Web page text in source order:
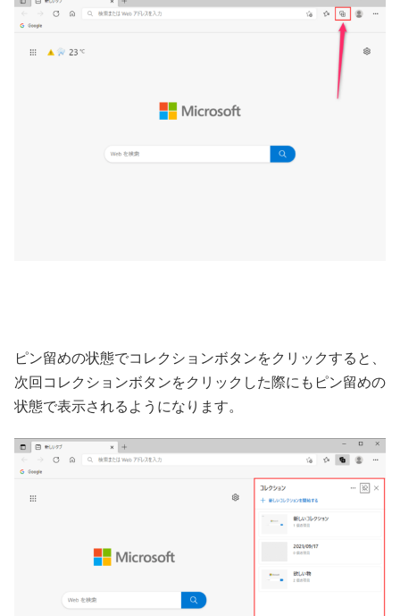
ピン留めの状態でコレクションボタンをクリックすると、
次回コレクションボタンをクリックした際にもピン留めの
状態で表示されるようになります。